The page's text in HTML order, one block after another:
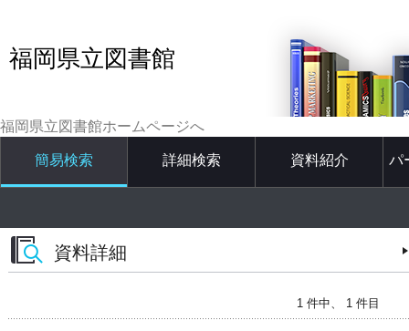
福岡県立図書館
福岡県立図書館ホームページへ
簡易検索 詳細検索 資料紹介 パ
資料詳細
1 件中、 1 件目